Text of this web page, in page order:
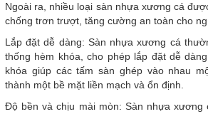
Ngoài ra, nhiều loại sàn nhựa xương cá
chống trơn trượt, tăng cường an toàn cho
Lắp đặt dễ dàng: Sàn nhựa xương cá
thống hèm khóa, cho phép lắp đặt dễ
khóa giúp các tấm sàn ghép vào nhau
thành một bề mặt liền mạch và ổn định.
Độ bền và chịu mài mòn: Sàn nhựa xương